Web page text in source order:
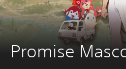
Promise